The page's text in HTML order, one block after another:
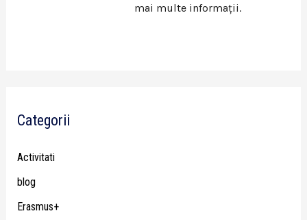
mai multe informații.
Categorii
Activitati
blog
Erasmus+